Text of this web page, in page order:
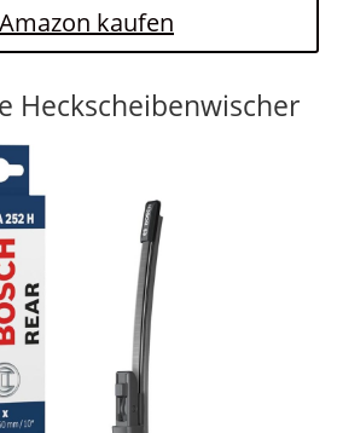
kaufen
Heckscheibenwischer